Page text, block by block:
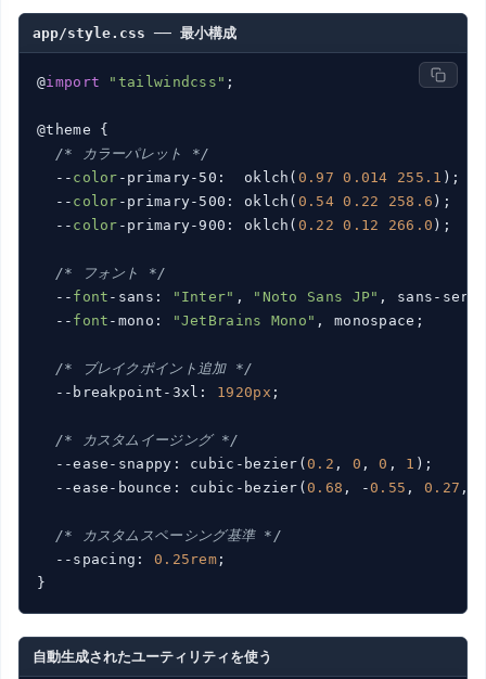
app/style.css ── 最小構成
@import "tailwindcss" ;
@theme {
/* カラーパレット */
  --
color -primary-50:  oklch( 0.97 0.014 255.1 );
  --
color -primary-500: oklch( 0.54 0.22 258.6 );
  --
color -primary-900: oklch( 0.22 0.12 266.0 );
/* フォント */
  --
font -sans: "Inter" , "Noto Sans JP" , sans-
  --
font -mono: "JetBrains Mono" , monospace;
/* ブレイクポイント追加 */
  --breakpoint-3xl:
1920px ;
/* カスタムイージング */
  --ease-snappy: cubic-bezier(
0.2 , 0 , 0 , 1 );
  --ease-bounce: cubic-bezier(
0.68 , -0.55 , 0.27 ,
/* カスタムスペーシング基準 */
  --spacing:
0.25rem ;
}
自動生成されたユーティリティを使う